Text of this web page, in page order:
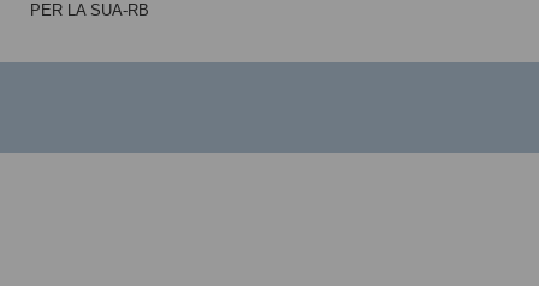
PER LA SUA-RB